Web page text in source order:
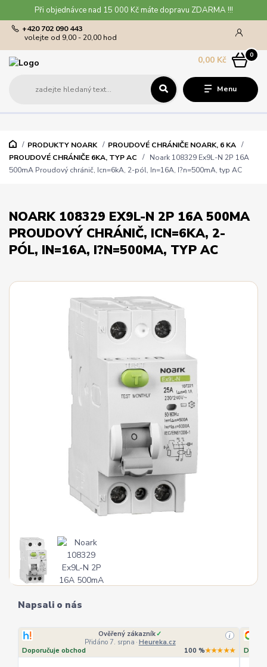
Při objednávce nad 15 000 Kč máte dopravu ZDARMA !!!
Menu
+420 702 090 443
volejte od 9,00 - 20,00 hod
0
0,00 Kč
PRODUKTY NOARK
PROUDOVÉ CHRÁNIČE NOARK, 6 KA
PROUDOVÉ CHRÁNIČE 6KA, TYP AC
Noark 108329 Ex9L-N 2P 16A
500mA Proudový chránič, Icn=6kA, 2-pól, In=16A, I?n=500mA, typ AC
NOARK 108329 EX9L-N 2P 16A 500MA
PROUDOVÝ CHRÁNIČ, ICN=6KA, 2-
PÓL, IN=16A, I?N=500MA, TYP AC
Napsali o nás
Ověřený zákazník✓
Přidáno 7. srpna · Heureka.cz
i
Doporučuje obchod 100 %★★★★★